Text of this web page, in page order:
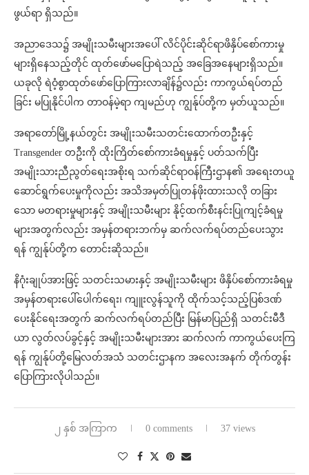
ဖွယ်ရာ ရှိသည်။
အညာဒေသ၌ အမျိုးသမီးများအပေါ် လိင်ပိုင်းဆိုင်ရာဖိနှိပ်စော်ကားမှု
များရှိနေသည့်တိုင် ထုတ်ဖော်မပြောရဲသည့် အခြေအနေများရှိသည်။
ယခုလို ရဲဝံ့စွာထုတ်ဖော်ပြောကြားလာချိန်၌လည်း ကာကွယ်ရပ်တည်
ခြင်း မပြုနိုင်ပါက တာဝန်မဲ့ရာ ကျမည်ဟု ကျွန်ုပ်တို့က မှတ်ယူသည်။
အရာတော်မြို့နယ်တွင်း အမျိုးသမီးသတင်းထောက်တဦးနှင့်
Transgender တဦးကို ထိုးကြိတ်စော်ကားခံရမှုနှင့် ပတ်သက်ပြီး
အမျိုးသားညီညွတ်ရေးအစိုးရ သက်ဆိုင်ရာဝန်ကြီးဌာန၏ အရေးတယူ
ဆောင်ရွက်ပေးမှုကိုလည်း အသိအမှတ်ပြုတန်ဖိုးထားသလို တခြား
သော မတရားမှုများနှင့် အမျိုးသမီးများ နိုင့်ထက်စီးနင်းပြုကျင့်ခံရမှု
များအတွက်လည်း အမှန်တရားဘက်မှ ဆက်လက်ရပ်တည်ပေးသွား
ရန် ကျွန်ုပ်တို့က တောင်းဆိုသည်။
နိဂုံးချုပ်အားဖြင့် သတင်းသမားနှင့် အမျိုးသမီးများ ဖိနှိပ်စော်ကားခံရမှု
အမှန်တရားပေါ်ပေါက်ရေး၊ ကျူးလွန်သူကို ထိုက်သင့်သည့်ပြစ်ဒဏ်
ပေးနိုင်ရေးအတွက် ဆက်လက်ရပ်တည်ပြီး မြန်မာပြည်ရှိ သတင်းမီဒီ
ယာ လွတ်လပ်ခွင့်နှင့် အမျိုးသမီးများအား ဆက်လက် ကာကွယ်ပေးကြ
ရန် ကျွန်ုပ်တို့မြေလတ်အသံ သတင်းဌာနက အလေးအနက် တိုက်တွန်း
ပြောကြားလိုပါသည်။
၂ နှစ် အကြာက 0 comments 37 views